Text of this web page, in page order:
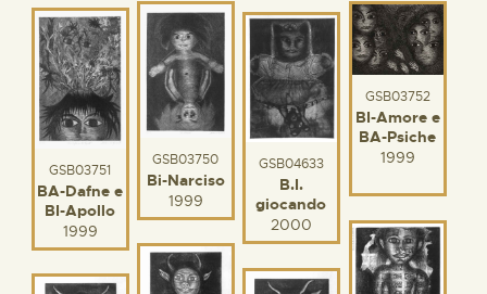
GSB03750
Bi-Narciso
1999
GSB03752
BI-Amore e
BA-Psiche
1999
GSB03751
BA-Dafne e
BI-Apollo
1999
GSB04633
B.I.
giocando
2000